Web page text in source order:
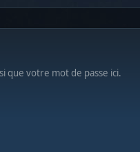
que votre mot de passe ici.